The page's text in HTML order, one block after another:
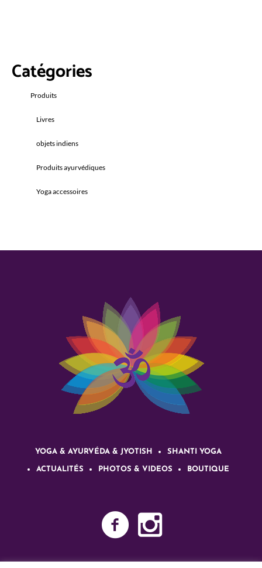
Catégories
Produits
Livres
objets indiens
Produits ayurvédiques
Yoga accessoires
YOGA & AYURVÉDA & JYOTISH SHANTI YOGA
ACTUALITÉS PHOTOS & VIDEOS BOUTIQUE